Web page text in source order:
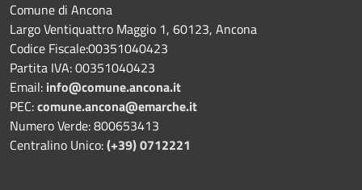
Comune di Ancona
Largo Ventiquattro Maggio 1, 60123, Ancona
Codice Fiscale:00351040423
Partita IVA: 00351040423
Email: info@comune.ancona.it
PEC:comune.ancona@emarche.it
Numero Verde: 800653413
Centralino Unico:(+39) 0712221